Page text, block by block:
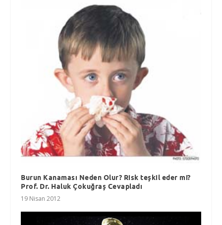
Burun Kanaması Neden Olur? Risk teşkil eder mi?
Prof. Dr. Haluk Çokuğraş Cevapladı
19 Nisan 2012